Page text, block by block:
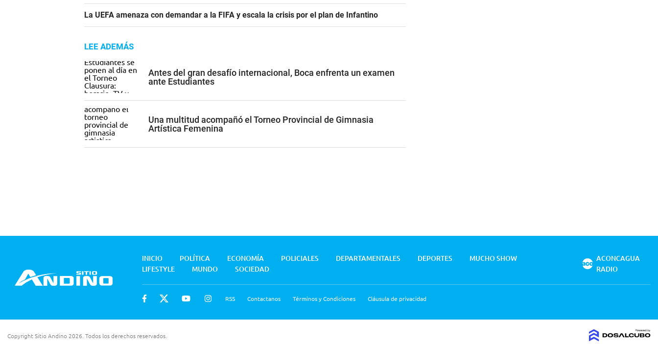
La UEFA amenaza con demandar a la FIFA y escala la crisis por el plan de Infantino
LEE ADEMÁS
Antes del gran desafío internacional, Boca enfrenta un examen
ante Estudiantes
Una multitud acompañó el Torneo Provincial de Gimnasia
Artística Femenina
INICIO POLÍTICA ECONOMÍA POLICIALES DEPARTAMENTALES DEPORTES
MUCHO SHOW
LIFESTYLE
MUNDO SOCIEDAD
RSS Contactanos Términos y Condiciones Cláusula de privacidad
ACONCAGUA
RADIO
Copyright Sitio Andino 2026. Todos los derechos reservados.